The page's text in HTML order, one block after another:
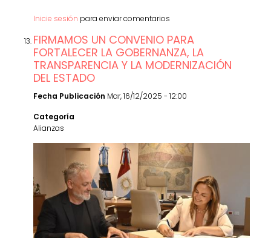
Inicie sesión para enviar comentarios
FIRMAMOS UN CONVENIO PARA
FORTALECER LA GOBERNANZA, LA
TRANSPARENCIA Y LA MODERNIZACIÓN
DEL ESTADO
Fecha Publicación Mar, 16/12/2025 - 12:00
Categoría
Alianzas